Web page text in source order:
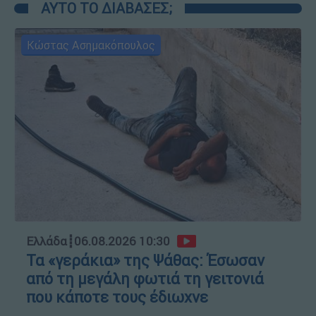
ΑΥΤΟ ΤΟ ΔΙΑΒΑΣΕΣ;
Κώστας Ασημακόπουλος
Ελλάδα┋06.08.2026 10:30
Τα «γεράκια» της Ψάθας: Έσωσαν
από τη μεγάλη φωτιά τη γειτονιά
που κάποτε τους έδιωχνε